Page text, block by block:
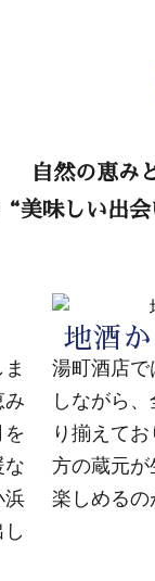
自然の恵み
美味しい出会
み
な
浜
地酒
湯町酒店
しながら
り揃えて
方の蔵元
楽しめるの